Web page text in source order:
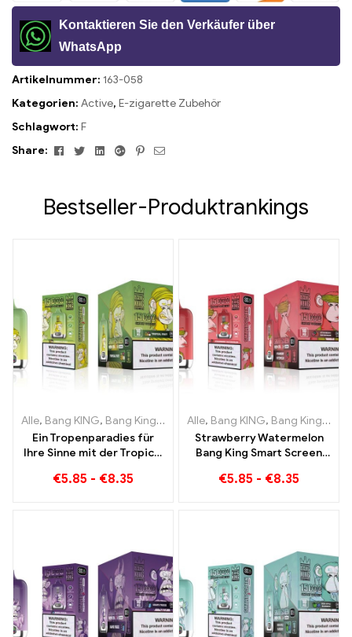
Kontaktieren Sie den Verkäufer über
WhatsApp
Artikelnummer: 163-058
Kategorien: Active, E-zigarette Zubehör
Schlagwort: F
Share:
FacebookTwitterLinkedinGoogle+Pinterest
Email
Bestseller-Produktrankings
Alle, Bang KING, Bang King Smart Screen 15000 Puff ,Einweg-E-
Ein Tropenparadies für
Ihre Sinne mit der Tropical
Screen 15000 Puff
€5.85 - €8.35
Alle, Bang KING, Bang King Smart Screen 15000 Puff
Strawberry Watermelon
Bang King Smart Screen
den entspannenden
€5.85 - €8.35